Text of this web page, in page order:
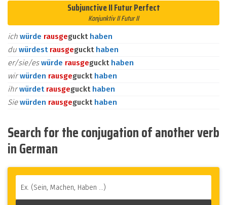
Subjunctive II Futur Perfect
Konjunktiv II Futur II
ich würde rausgeguckt haben
du würdest rausgeguckt haben
er/sie/eswürde rausgeguckt haben
wirwürden rausgeguckt haben
ihrwürdet rausgeguckt haben
Siewürden rausgeguckt haben
Search for the conjugation of another verb
in German